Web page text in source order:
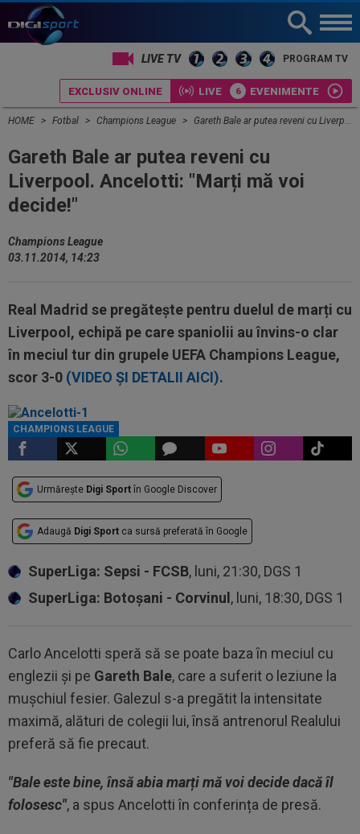
LIVE TV PROGRAM TV
EXCLUSIV ONLINE LIVE EVENIMENTE
HOME Fotbal Champions League Gareth Bale ar putea reveni cu Liverpool. Ancelotti: "Marți mă voi decide!"
Gareth Bale ar putea reveni cu
Liverpool. Ancelotti: "Marți mă voi
decide!"
Champions League
03.11.2014, 14:23
Real Madrid se pregătește pentru duelul de marți cu
Liverpool, echipă pe care spaniolii au învins-o clar
în meciul tur din grupele UEFA Champions League,
scor 3-0 (VIDEO ȘI DETALII AICI).
CHAMPIONS LEAGUE
Urmărește Digi Sport în Google Discover
Adaugă Digi Sport ca sursă preferată în Google
SuperLiga: Sepsi - FCSB, luni, 21:30, DGS 1
SuperLiga: Botoșani - Corvinul , luni, 18:30, DGS 1
Carlo Ancelotti speră să se poate baza în meciul cu
englezii și pe Gareth Bale, care a suferit o leziune la
mușchiul fesier. Galezul s-a pregătit la intensitate
maximă, alături de colegii lui, însă antrenorul Realului
preferă să fie precaut.
"Bale este bine, însă abia marți mă voi decide dacă îl
folosesc", a spus Ancelotti în conferința de presă.